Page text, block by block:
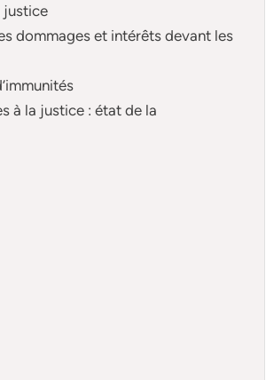
justice
dommages et intérêts devant les
à la justice : état de la